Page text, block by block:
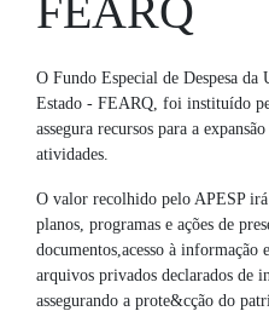
FEARQ
O Fundo Especial de Despesa
Estado - FEARQ, foi instituído
assegura recursos para a
atividades.
O valor recolhido pelo APESP
planos, programas e ações de
documentos,acesso à informação
arquivos privados declarados de
assegurando a prote&cção do